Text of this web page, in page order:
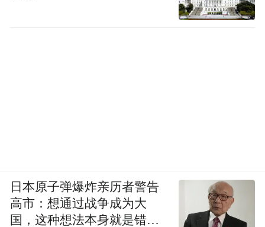
日本原子弹爆炸亲历者警告
高市：想通过战争成为大
国，这种想法本身就是错误